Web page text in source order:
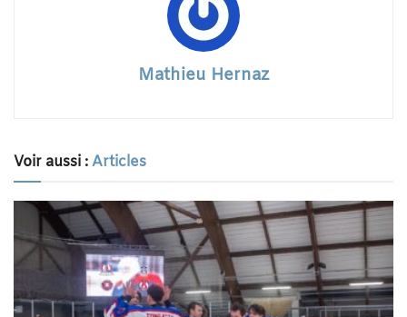
Mathieu Hernaz
Voir aussi :Articles